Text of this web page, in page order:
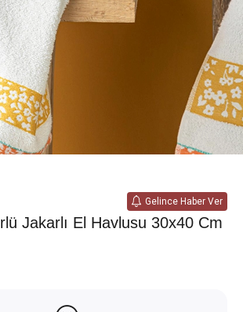
Gelince Haber Ver
Jakarlı El Havlusu 30x40 Cm